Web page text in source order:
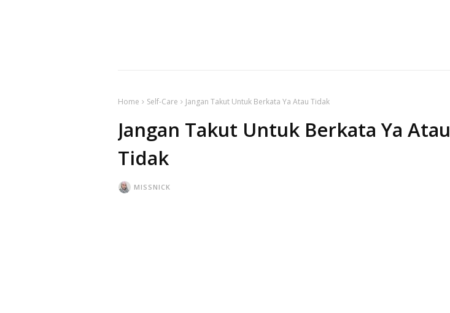
Home Self-Care Jangan Takut Untuk Berkata Ya Atau Tidak
Jangan Takut Untuk Berkata Ya Atau
Tidak
MISSNICK